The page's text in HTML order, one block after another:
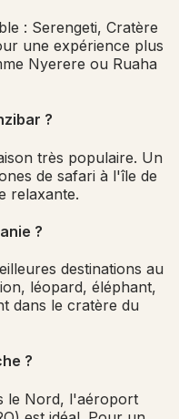
: Serengeti, Cratère
une expérience plus
Nyerere ou Ruaha
?
très populaire. Un
de safari à l'île de
relaxante.
?
destinations au
léopard, éléphant,
dans le cratère du
?
le Nord, l'aéroport